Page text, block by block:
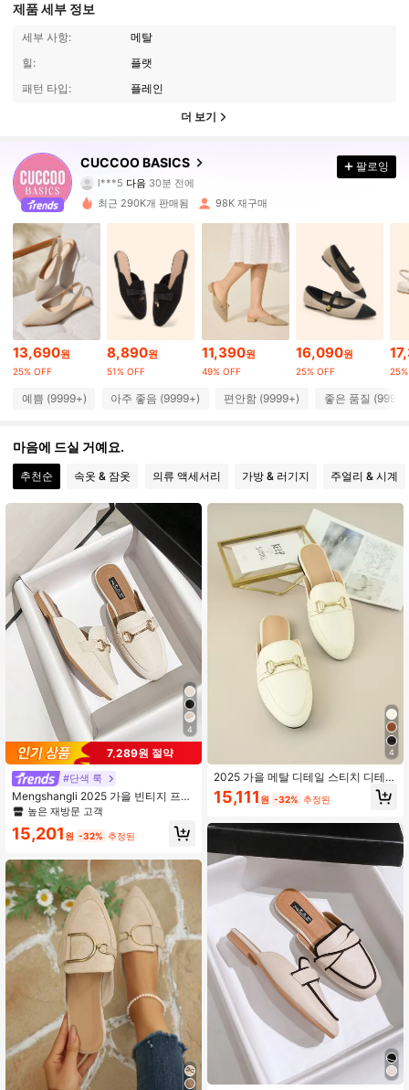
제품 세부 정보
세부 사항:
메탈
힐:
플랫
패턴 타입:
플레인
더 보기
CUCCOO BASICS
4.91
213K 팔로워
l***5 다음 30분 전에
4.91 213K 팔로워
4.91 213K 팔로워
213K 팔로워
4.91 213K 팔로워
4.91 213K 팔로워
4.91 213K 팔로워
4.91 213K 팔로워
팔로잉
최근 290K개 판매됨 98K 재구매
13,690원
25% OFF
8,890원
51% OFF
11,390원
49% OFF
16,090원
25% OFF
예쁨 (9999+) 아주 좋음 (9999+) 편안함 (9999+) 좋은 품질
마음에 드실 거예요.
추천순 속옷 & 잠옷 의류 액세서리 가방 & 러기지 주얼리 & 시계
4
7,289원 절약
#단색 룩
Mengshangli 2025 가을 빈티지 프렌
치 백리스 로퍼 브라운 슬립온 플랫 뮬
높은 재방문 고객
15,201 원 -32% 추정된
4
2025 가을 메탈 디테일 스티치 디테일
플랫 뮬, 베이지 엘레강스 퓨어 메탈
솔리드 컬러 스틸레토 힐 뮬
15,111 원 -32% 추정된